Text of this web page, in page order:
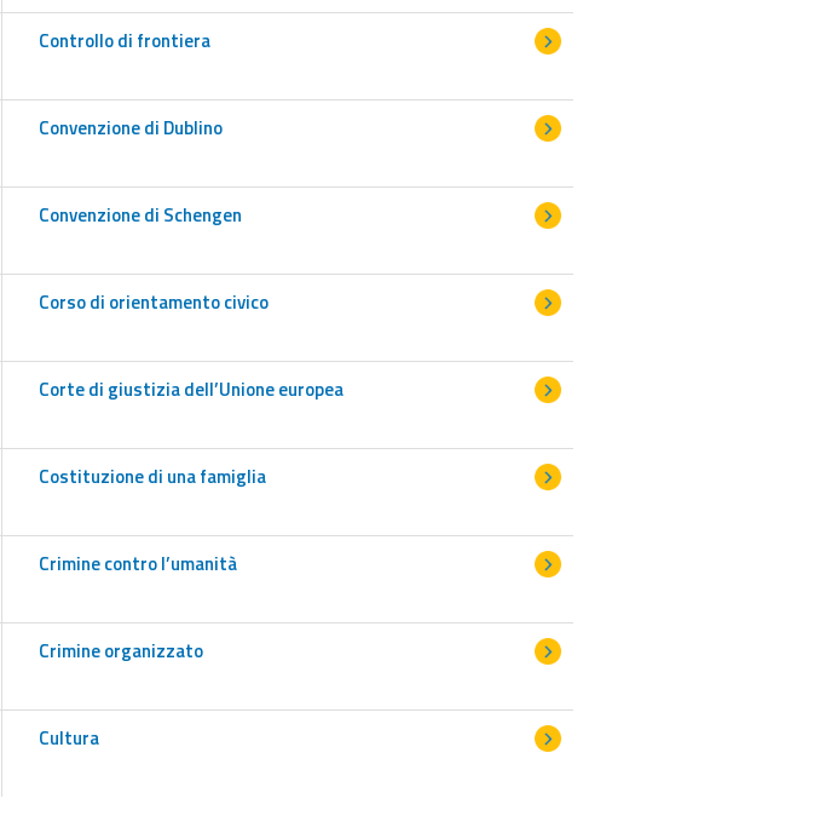
Controllo di frontiera
Convenzione di Dublino
Convenzione di Schengen
Corso di orientamento civico
Corte di giustizia dell’Unione europea
Costituzione di una famiglia
Crimine contro l’umanità
Crimine organizzato
Cultura